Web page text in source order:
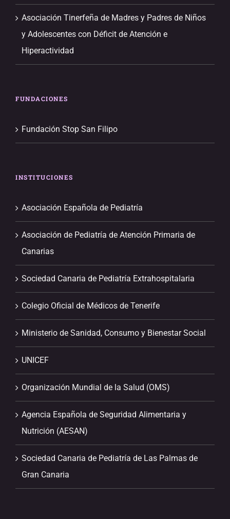
Asociación Tinerfeña de Madres y Padres de Niños
y Adolescentes con Déficit de Atención e
Hiperactividad
FUNDACIONES
Fundación Stop San Filipo
INSTITUCIONES
Asociación Española de Pediatría
Asociación de Pediatría de Atención Primaria de
Canarias
Sociedad Canaria de Pediatría Extrahospitalaria
Colegio Oficial de Médicos de Tenerife
Ministerio de Sanidad, Consumo y Bienestar Social
UNICEF
Organización Mundial de la Salud (OMS)
Agencia Española de Seguridad Alimentaria y
Nutrición (AESAN)
Sociedad Canaria de Pediatría de Las Palmas de
Gran Canaria